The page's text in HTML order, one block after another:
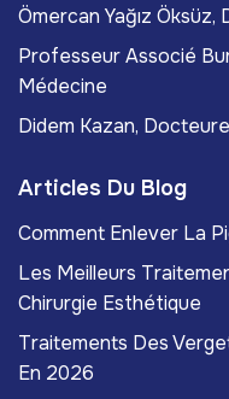
Ömercan Yağız
Professeur Associé
Médecine
Didem Kazan,
Articles Du Blog
Comment Enlever La
Les Meilleurs
Chirurgie Esthétique
Traitements Des
En 2026